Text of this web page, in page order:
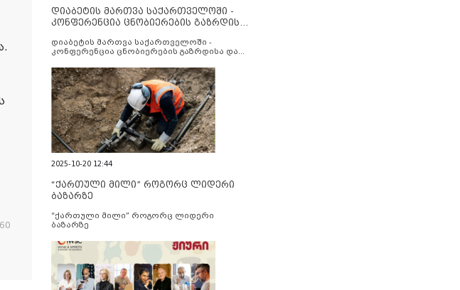
დიაბეტის მართვა საქართველოში -
კონფერენცია ცნობიერების გაზრდისა
დიაბეტის მართვა საქართველოში -
კონფერენცია ცნობიერების გაზრდისა და
2025-10-20 12:44
“ქართული მილი” როგორც ლიდერი
ბაზარზე
“ქართული მილი” როგორც ლიდერი
ბაზარზე